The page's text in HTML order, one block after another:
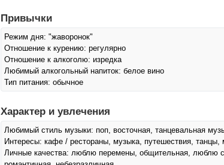
Привычки
Режим дня: "жаворонок"
Отношение к курению: регулярно
Отношение к алкоголю: изредка
Любимый алкогольный напиток: белое вино
Тип питания: обычное
Характер и увлечения
Любимый стиль музыки: поп, восточная, танцевальная
Интересы: кафе / рестораны, музыка, путешествия, танцы,
Личные качества: люблю перемены, общительная, люблю